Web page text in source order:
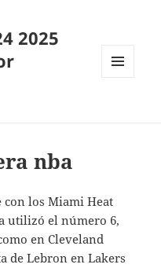
2025
nba
con los Miami Heat
utilizó el número 6,
en Cleveland
de Lebron en Lakers